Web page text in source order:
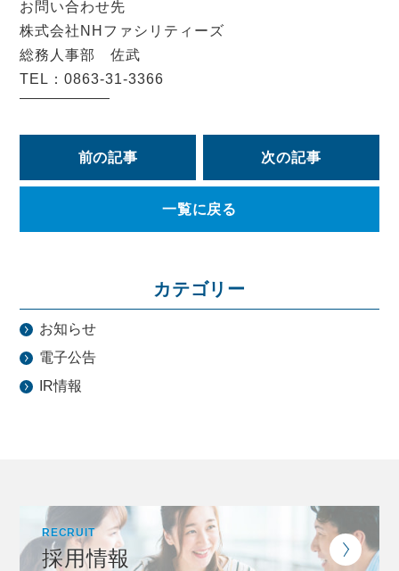
お問い合わせ先
株式会社NHファシリティーズ
総務人事部 佐武
TEL：0863-31-3366
前の記事
一覧に戻る
次の記事
カテゴリー
お知らせ
電子公告
IR情報
RECRUIT
採用情報